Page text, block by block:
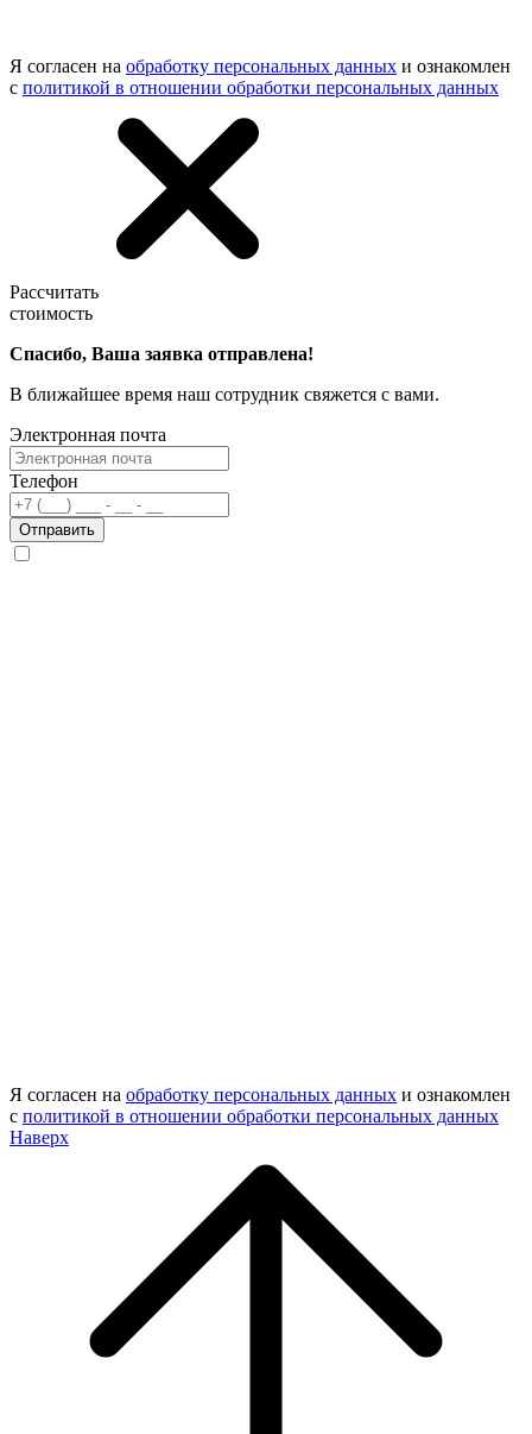
Я согласен на обработку персональных данных и ознакомлен
с политикой в отношении обработки персональных данных
Рассчитать
стоимость
Спасибо, Ваша заявка отправлена!
В ближайшее время наш сотрудник свяжется с вами.
Электронная почта
Телефон
Отправить
Я согласен на обработку персональных данных и ознакомлен
с политикой в отношении обработки персональных данных
Наверх